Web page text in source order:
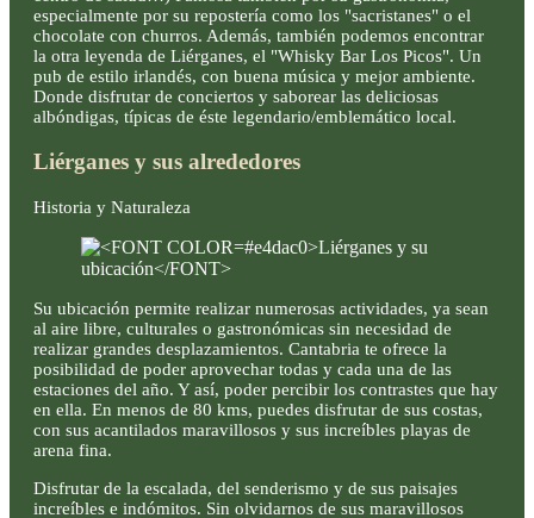
especialmente por su repostería como los "sacristanes" o el
chocolate con churros. Además, también podemos encontrar
la otra leyenda de Liérganes, el "Whisky Bar Los Picos". Un
pub de estilo irlandés, con buena música y mejor ambiente.
Donde disfrutar de conciertos y saborear las deliciosas
albóndigas, típicas de éste legendario/emblemático local.
Liérganes y sus alrededores
Historia y Naturaleza
Su ubicación permite realizar numerosas actividades, ya sean
al aire libre, culturales o gastronómicas sin necesidad de
realizar grandes desplazamientos. Cantabria te ofrece la
posibilidad de poder aprovechar todas y cada una de las
estaciones del año. Y así, poder percibir los contrastes que hay
en ella. En menos de 80 kms, puedes disfrutar de sus costas,
con sus acantilados maravillosos y sus increíbles playas de
arena fina.
Disfrutar de la escalada, del senderismo y de sus paisajes
increíbles e indómitos. Sin olvidarnos de sus maravillosos